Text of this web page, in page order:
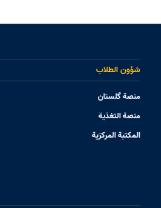
شؤون الطلاب
منصة گلستان
منصة التغذیة
المکتبة المرکزیة